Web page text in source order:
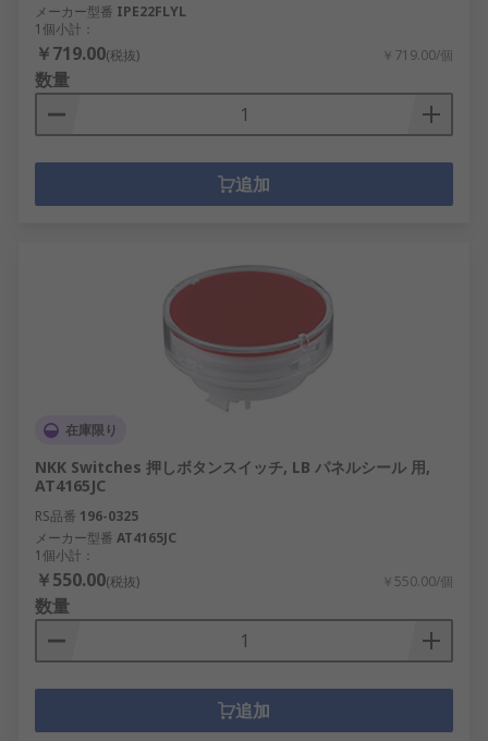
メーカー型番 IPE22FLYL
1個小計：
￥719.00(税抜) ￥719.00/個
数量
追加
在庫限り
NKK Switches 押しボタンスイッチ, LB パネルシール 用,
AT4165JC
RS品番 196-0325
メーカー型番 AT4165JC
1個小計：
￥550.00(税抜) ￥550.00/個
数量
追加